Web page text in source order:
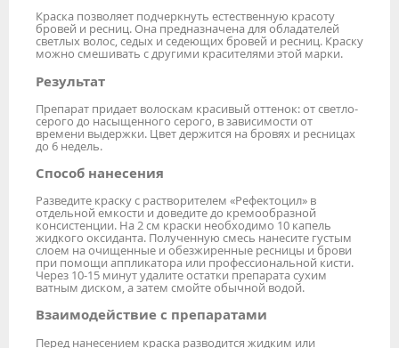
Краска позволяет подчеркнуть естественную красоту
бровей и ресниц. Она предназначена для обладателей
светлых волос, седых и седеющих бровей и ресниц. Краску
можно смешивать с другими красителями этой марки.
Результат
Препарат придает волоскам красивый оттенок: от светло-
серого до насыщенного серого, в зависимости от
времени выдержки. Цвет держится на бровях и ресницах
до 6 недель.
Способ нанесения
Разведите краску с растворителем «Рефектоцил» в
отдельной емкости и доведите до кремообразной
консистенции. На 2 см краски необходимо 10 капель
жидкого оксиданта. Полученную смесь нанесите густым
слоем на очищенные и обезжиренные ресницы и брови
при помощи аппликатора или профессиональной кисти.
Через 10-15 минут удалите остатки препарата сухим
ватным диском, а затем смойте обычной водой.
Взаимодействие с препаратами
Перед нанесением краска разводится жидким или